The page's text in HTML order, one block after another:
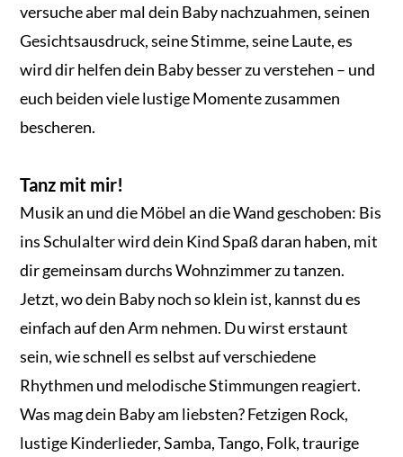
versuche aber mal dein Baby nachzuahmen, seinen
Gesichtsausdruck, seine Stimme, seine Laute, es
wird dir helfen dein Baby besser zu verstehen – und
euch beiden viele lustige Momente zusammen
bescheren.
Tanz mit mir!
Musik an und die Möbel an die Wand geschoben: Bis
ins Schulalter wird dein Kind Spaß daran haben, mit
dir gemeinsam durchs Wohnzimmer zu tanzen.
Jetzt, wo dein Baby noch so klein ist, kannst du es
einfach auf den Arm nehmen. Du wirst erstaunt
sein, wie schnell es selbst auf verschiedene
Rhythmen und melodische Stimmungen reagiert.
Was mag dein Baby am liebsten? Fetzigen Rock,
lustige Kinderlieder, Samba, Tango, Folk, traurige